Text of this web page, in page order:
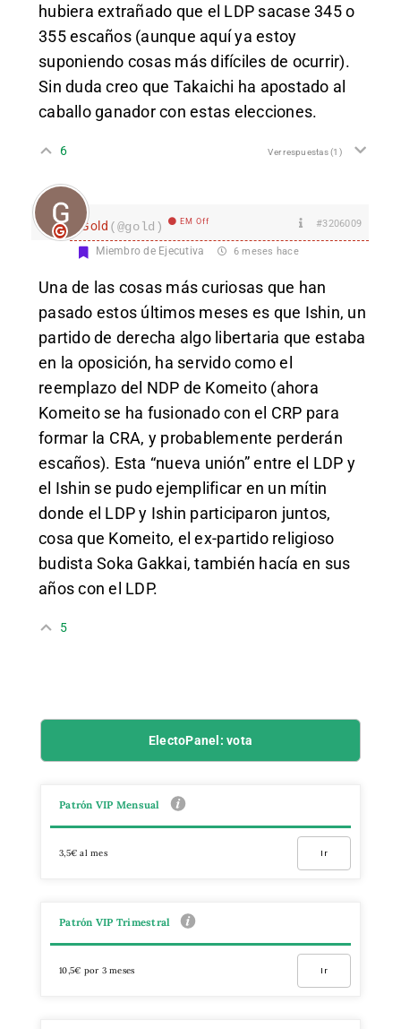
hubiera extrañado que el LDP sacase 345 o
355 escaños (aunque aquí ya estoy
suponiendo cosas más difíciles de ocurrir).
Sin duda creo que Takaichi ha apostado al
caballo ganador con estas elecciones.
6 Ver respuestas(1)
Gold (@gold) EM Off #3206009
Miembro de Ejecutiva 6 meses hace
Una de las cosas más curiosas que han
pasado estos últimos meses es que Ishin, un
partido de derecha algo libertaria que estaba
en la oposición, ha servido como el
reemplazo del NDP de Komeito (ahora
Komeito se ha fusionado con el CRP para
formar la CRA, y probablemente perderán
escaños). Esta “nueva unión” entre el LDP y
el Ishin se pudo ejemplificar en un mítin
donde el LDP y Ishin participaron juntos,
cosa que Komeito, el ex-partido religioso
budista Soka Gakkai, también hacía en sus
años con el LDP.
5
ElectoPanel: vota
Patrón VIP Mensual
3,5€ al mes Ir
Patrón VIP Trimestral
10,5€ por 3 meses Ir